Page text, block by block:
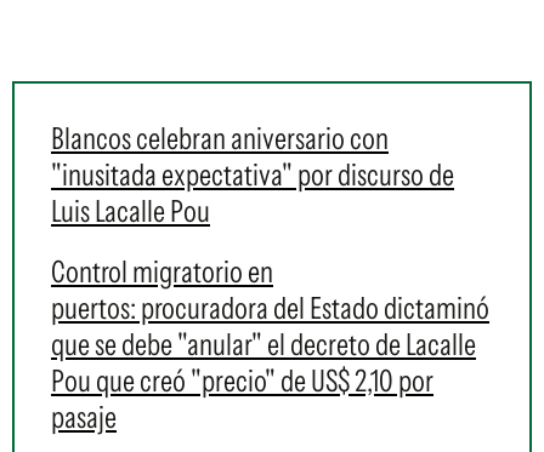
Blancos celebran aniversario con
"inusitada expectativa" por discurso de
Luis Lacalle Pou
Control migratorio en
puertos: procuradora del Estado dictaminó
que se debe "anular" el decreto de Lacalle
Pou que creó "precio" de US$ 2,10 por
pasaje